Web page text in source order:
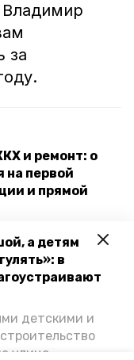
а детям
в
детскими и
улице
Владимир
за
и ремонт: о
на первой
и прямой
как на